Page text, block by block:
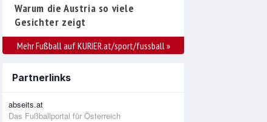
Warum die Austria so viele
Gesichter zeigt
Mehr Fußball auf KURIER.at/sport/fussball »
Partnerlinks
abseits.at
Das Fußballportal für Österreich